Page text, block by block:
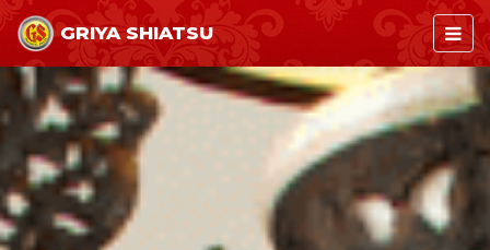
GRIYA SHIATSU